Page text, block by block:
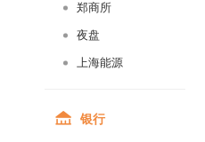
郑商所
夜盘
上海能源
银行